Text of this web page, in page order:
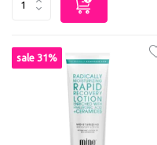
sale 31%